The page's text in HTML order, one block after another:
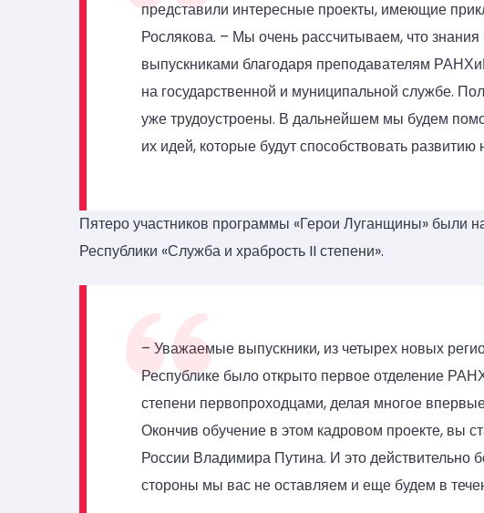
представили интересные проекты, имеющие
Рослякова. – Мы очень рассчитываем, что
выпускниками благодаря преподавателям
на государственной и муниципальной службе.
уже трудоустроены. В дальнейшем мы будем
их идей, которые будут способствовать
Пятеро участников программы «Герои Луганщины» были
Республики «Служба и храбрость II степени».
– Уважаемые выпускники, из четырех новых
Республике было открыто первое отделение
степени первопроходцами, делая многое
Окончив обучение в этом кадровом проекте, вы
России Владимира Путина. И это действительно
стороны мы вас не оставляем и еще будем в